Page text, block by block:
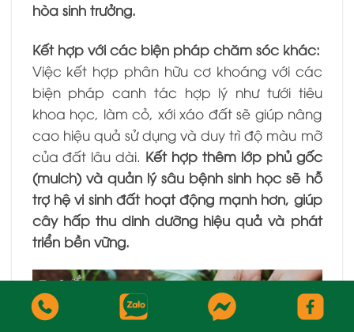
hòa sinh trưởng.
Kết hợp với các biện pháp chăm sóc khác:
Việc kết hợp phân hữu cơ khoáng với các
biện pháp canh tác hợp lý như tưới tiêu
khoa học, làm cỏ, xới xáo đất sẽ giúp nâng
cao hiệu quả sử dụng và duy trì độ màu mỡ
của đất lâu dài. Kết hợp thêm lớp phủ gốc
(mulch) và quản lý sâu bệnh sinh học sẽ hỗ
trợ hệ vi sinh đất hoạt động mạnh hơn, giúp
cây hấp thu dinh dưỡng hiệu quả và phát
triển bền vững.